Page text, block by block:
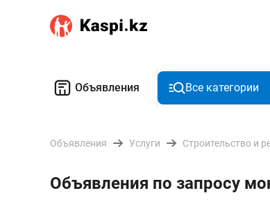
Объявления Все категории
Объявления Услуги Строительство и
Объявления по запросу